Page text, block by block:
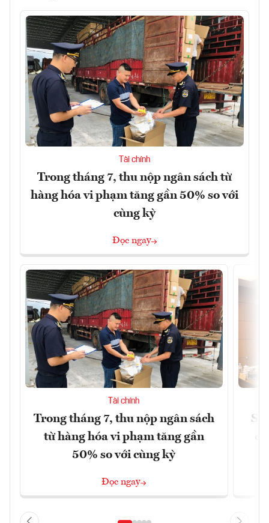
Tài chính
Trong tháng 7, thu nộp ngân sách từ
hàng hóa vi phạm tăng gần 50% so với
cùng kỳ
Đọc ngay
Tài chính
Trong tháng 7, thu nộp ngân sách
từ hàng hóa vi phạm tăng gần
50% so với cùng kỳ
Đọc ngay